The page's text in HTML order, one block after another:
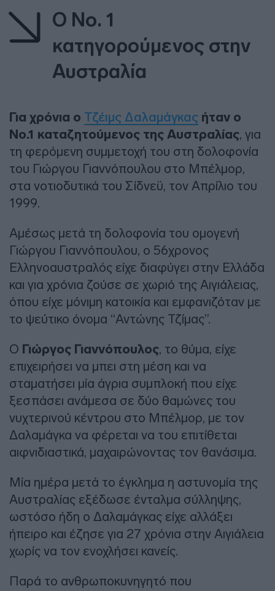
Ο Νο. 1
κατηγορούμενος στην
Αυστραλία
Για χρόνια ο Τζέιμς Δαλαμάγκας ήταν ο
Νο.1 καταζητούμενος της Αυστραλίας, για
τη φερόμενη συμμετοχή του στη δολοφονία
του Γιώργου Γιαννόπουλου στο Μπέλμορ,
στα νοτιοδυτικά του Σίδνεϋ, τον Απρίλιο του
1999.
Αμέσως μετά τη δολοφονία του ομογενή
Γιώργου Γιαννόπουλου, ο 56χρονος
Ελληνοαυστραλός είχε διαφύγει στην Ελλάδα
και για χρόνια ζούσε σε χωριό της Αιγιάλειας,
όπου είχε μόνιμη κατοικία και εμφανιζόταν με
το ψεύτικο όνομα “Αντώνης Τζίμας”.
Ο Γιώργος Γιαννόπουλος, το θύμα, είχε
επιχειρήσει να μπει στη μέση και να
σταματήσει μία άγρια συμπλοκή που είχε
ξεσπάσει ανάμεσα σε δύο θαμώνες του
νυχτερινού κέντρου στο Μπέλμορ, με τον
Δαλαμάγκα να φέρεται να του επιτίθεται
αιφνιδιαστικά, μαχαιρώνοντας τον θανάσιμα.
Μία ημέρα μετά το έγκλημα η αστυνομία της
Αυστραλίας εξέδωσε ένταλμα σύλληψης,
ωστόσο ήδη ο Δαλαμάγκας είχε αλλάξει
ήπειρο και έζησε για 27 χρόνια στην Αιγιάλεια
χωρίς να τον ενοχλήσει κανείς.
Παρά το ανθρωποκυνηγητό που